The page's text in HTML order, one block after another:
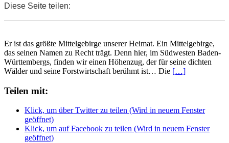
Diese Seite teilen:
Er ist das größte Mittelgebirge unserer Heimat. Ein Mittelgebirge,
das seinen Namen zu Recht trägt. Denn hier, im Südwesten Baden-
Württembergs, finden wir einen Höhenzug, der für seine dichten
Wälder und seine Forstwirtschaft berühmt ist… Die […]
Teilen mit:
Klick, um über Twitter zu teilen (Wird in neuem Fenster
geöffnet)
Klick, um auf Facebook zu teilen (Wird in neuem Fenster
geöffnet)